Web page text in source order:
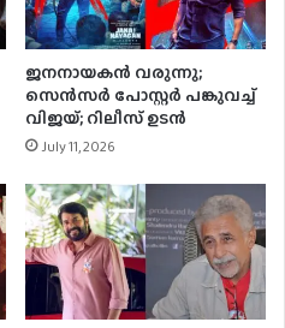
ജനനായകന്‍ വരുന്നു;
സെന്‍സര്‍ പോസ്റ്റര്‍ പങ്കുവച്ച്
വിജയ്; റിലീസ് ഉടന്‍
July 11, 2026